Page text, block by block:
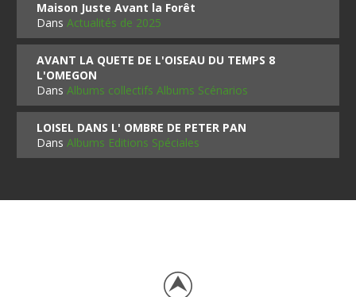
Maison Juste Avant la Forêt
DansActualités de 2025
AVANT LA QUETE DE L'OISEAU DU TEMPS 8
L'OMEGON
DansAlbums collectifs Albums Scénarios
LOISEL DANS L' OMBRE DE PETER PAN
DansAlbums Editions Spéciales